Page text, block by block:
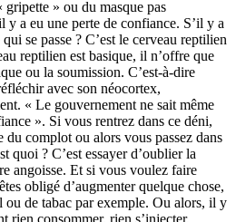
gripette » ou du masque pas
y a eu une perte de confiance. S’il y a
se passe ? C’est le cerveau reptilien
reptilien est basique, il n’offre que
ou la soumission. C’est-à-dire
avec son néocortex,
« Le gouvernement ne sait même
». Si vous rentrez dans ce déni,
du complot ou alors vous passez dans
quoi ? C’est essayer d’oublier la
angoisse. Et si vous voulez faire
obligé d’augmenter quelque chose,
ou de tabac par exemple. Ou alors, il y
rien consommer, rien s’injecter,